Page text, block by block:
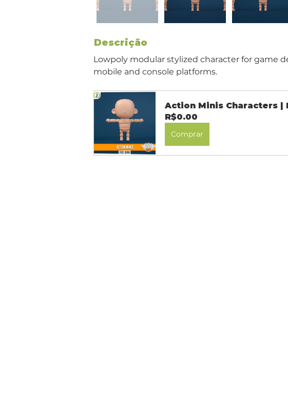
Descrição
Lowpoly modular stylized character for game
mobile and console platforms.
Action Minis Characters |
R$0.00
Comprar